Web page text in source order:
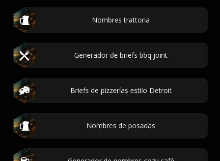
Nombres trattoria
Generador de briefs bbq joint
Briefs de pizzerías estilo Detroit
Nombres de posadas